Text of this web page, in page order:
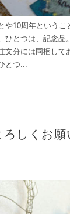
や10周年という
ひとつは、記念品
文分には同梱して
とつ...
しくお願